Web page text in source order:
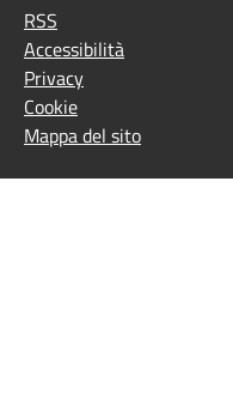
RSS
Accessibilità
Privacy
Cookie
Mappa del sito